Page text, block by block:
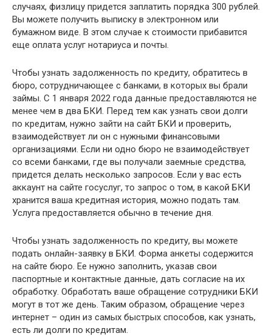
случаях, физлицу придется заплатить порядка 300 рублей.
Вы можете получить выписку в электронном или
бумажном виде. В этом случае к стоимости прибавится
еще оплата услуг нотариуса и почты.
Чтобы узнать задолженность по кредиту, обратитесь в
бюро, сотрудничающее с банками, в которых вы брали
займы. С 1 января 2022 года данные предоставляются не
менее чем в два БКИ. Перед тем как узнать свои долги
по кредитам, нужно зайти на сайт БКИ и проверить,
взаимодействует ли он с нужными финансовыми
организациями. Если ни одно бюро не взаимодействует
со всеми банками, где вы получали заемные средства,
придется делать несколько запросов. Если у вас есть
аккаунт на сайте госуслуг, то запрос о том, в какой БКИ
хранится ваша кредитная история, можно подать там.
Услуга предоставляется обычно в течение дня.
Чтобы узнать задолженность по кредиту, вы можете
подать онлайн-заявку в БКИ. Форма анкеты содержится
на сайте бюро. Ее нужно заполнить, указав свои
паспортные и контактные данные, дать согласие на их
обработку. Обработать ваше обращение сотрудники БКИ
могут в тот же день. Таким образом, обращение через
интернет – один из самых быстрых способов, как узнать,
есть ли долги по кредитам.